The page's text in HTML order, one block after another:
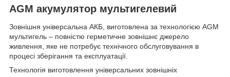
AGM акумулятор мультигелевий
Зовнішня універсальна АКБ, виготовлена за технологією AGM
мультигель – повністю герметичне зовнішнє джерело
живлення, яке не потребує технічного обслуговування в
процесі зберігання та експлуатації.
Технологія виготовлення універсальних зовнішніх